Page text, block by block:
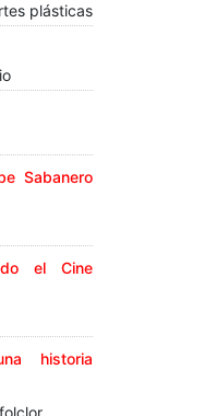
plásticas
Sabanero
el Cine
historia